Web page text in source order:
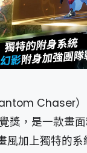
Chaser）
獎，是一款畫
風加上獨特的